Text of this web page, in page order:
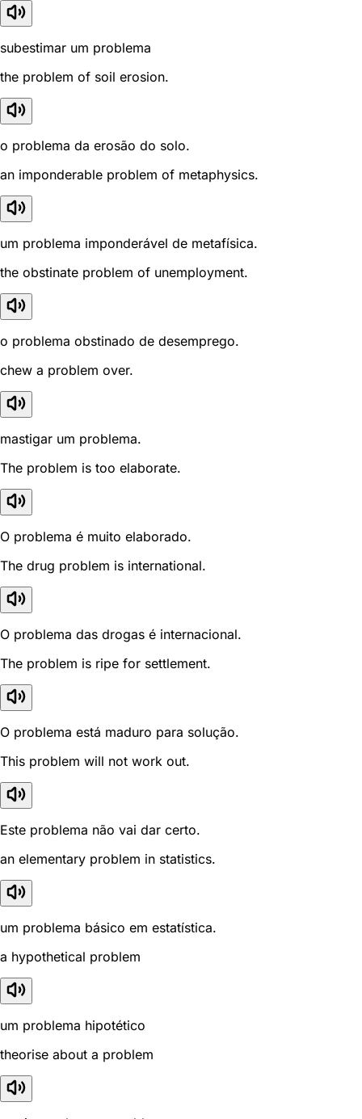
subestimar um problema
the problem of soil erosion.
o problema da erosão do solo.
an imponderable problem of metaphysics.
um problema imponderável de metafísica.
the obstinate problem of unemployment.
o problema obstinado de desemprego.
chew a problem over.
mastigar um problema.
The problem is too elaborate.
O problema é muito elaborado.
The drug problem is international.
O problema das drogas é internacional.
The problem is ripe for settlement.
O problema está maduro para solução.
This problem will not work out.
Este problema não vai dar certo.
an elementary problem in statistics.
um problema básico em estatística.
a hypothetical problem
um problema hipotético
theorise about a problem